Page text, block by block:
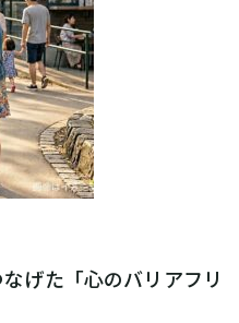
げた「心のバリアフリ